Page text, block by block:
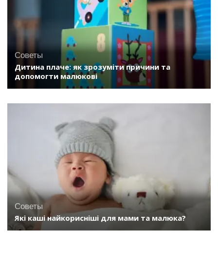
Советы
Дитина плаче: як зрозуміти причини та
допомогти малюкові
Советы
Які каші найкорисніші для мами та малюка?